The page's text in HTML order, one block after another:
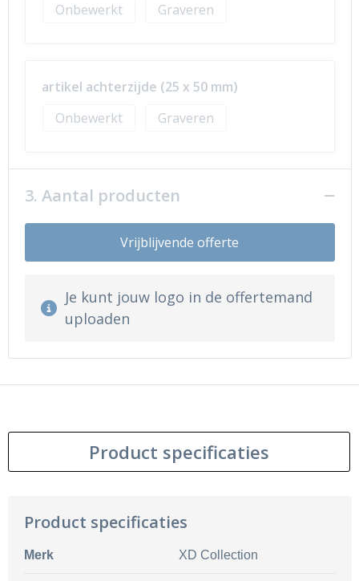
Onbewerkt
Graveren
artikel achterzijde (25 x 50 mm)
Onbewerkt
Graveren
3. Aantal producten
Vrijblijvende offerte
Je kunt jouw logo in de offertemand
uploaden
Product specificaties
Product specificaties
Merk XD Collection